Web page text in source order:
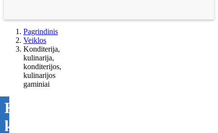
Pagrindinis
Veiklos
Konditerija,
kulinarija,
konditerijos,
kulinarijos
gaminiai
Konditerija,
kulinarija,